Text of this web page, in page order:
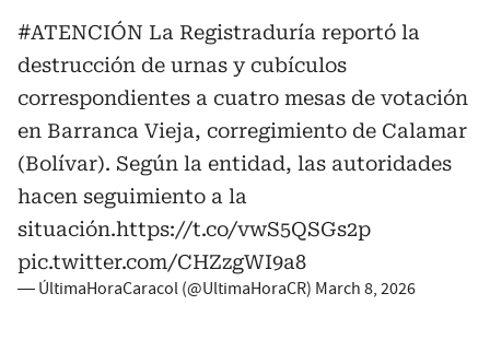
#ATENCIÓN La Registraduría reportó la
destrucción de urnas y cubículos
correspondientes a cuatro mesas de votación
en Barranca Vieja, corregimiento de Calamar
(Bolívar). Según la entidad, las autoridades
hacen seguimiento a la
situación.https://t.co/vwS5QSGs2p
pic.twitter.com/CHZzgWI9a8
— ÚltimaHoraCaracol (@UltimaHoraCR) March 8, 2026